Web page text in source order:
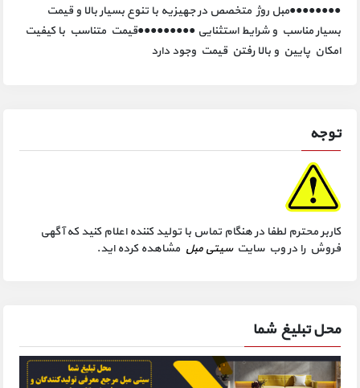
●●●●●●●●مبل روژ متخصص در جهیزیه با تنوع بسیار بالا و قیمت
بسیار مناسب و شرایط استثنایی ●●●●●●●●●قیمت متناسب با کیفیت
امکان پایین و بالا رفتن قیمت وجود دارد
توجه
کاربر محترم لطفا در هنگام تماس با تولید کننده اعلام کنید که آگهی
فروش را در وب سایتسیتی مبل مشاهده کرده اید.
محل تبلیغ شما